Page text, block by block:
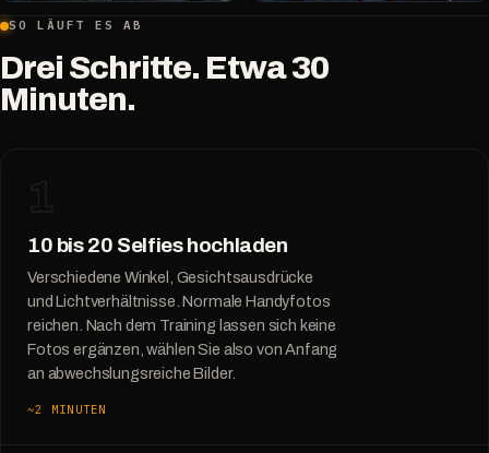
SO LÄUFT ES AB
Drei Schritte. Etwa 30
Minuten.
10 bis 20 Selfies hochladen
Verschiedene Winkel, Gesichtsausdrücke
und Lichtverhältnisse. Normale Handyfotos
reichen. Nach dem Training lassen sich keine
Fotos ergänzen, wählen Sie also von Anfang
an abwechslungsreiche Bilder.
~2 MINUTEN